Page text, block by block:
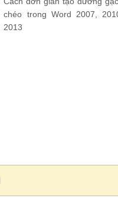
chéo trong Word 2007,
2013